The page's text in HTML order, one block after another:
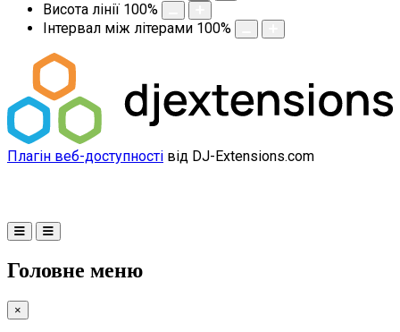
Висота лінії 100%
Інтервал між літерами 100%
Плагін веб-доступності від DJ-Extensions.com
Головне меню
×